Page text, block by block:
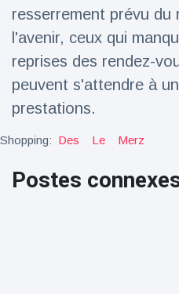
Voyage et aventure
Dernières nouvelles
ë-C3 Reveal
Points de vue
resserrement prévu du
l'avenir, ceux qui
reprises des rendez-
peuvent s'attendre à
prestations.
Shopping: Des Le Merz
Postes